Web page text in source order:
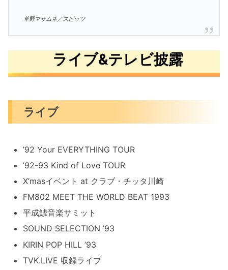
草野マサムネ／スピッツ
ライブ&テレビ披露
ライブ
’92 Your EVERYTHING TOUR
’92-93 Kind of Love TOUR
X’masイベント at クラブ・チッタ川崎
FM802 MEET THE WORLD BEAT 1993
平成鯱音楽サミット
SOUND SELECTION ’93
KIRIN POP HILL ’93
TVK.LIVE 収録ライブ